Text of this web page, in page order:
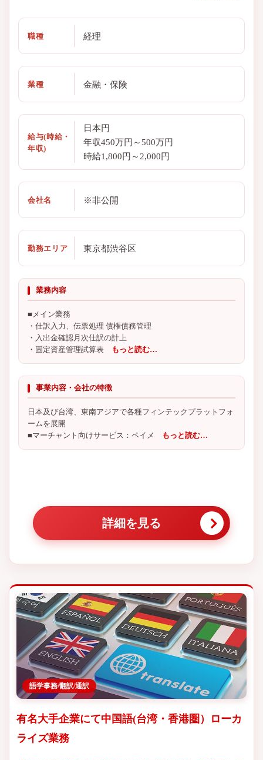
職種 経理
業種 金融・保険
給与(時給・
年収)
日本円
年収450万円～500万円
時給1,800円～2,000円
会社名 ※非公開
勤務エリア 東京都渋谷区
業務内容
■メイン業務
・仕訳入力、伝票処理 債権債務管理
・入出金確認月次仕訳の計上
・固定資産管理試算表 もっと読む…
事業内容・会社の特徴
日本及び台湾、東南アジアで各種フィンテックプラットフォ
ームを展開
■マーチャント向けサービス：ペイメ
もっと読む…
詳細を見る
語学事務/翻訳/通訳
有名大手企業にて中国語(台湾・香港圏）ローカ
ライズ業務